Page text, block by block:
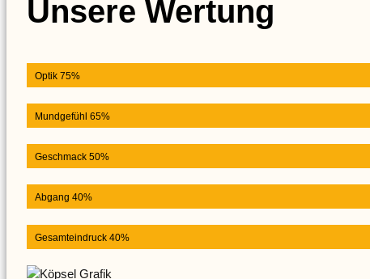
Unsere Wertung
Optik 75%
Mundgefühl 65%
Geschmack 50%
Abgang 40%
Gesamteindruck 40%